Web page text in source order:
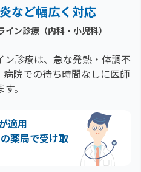
など幅広く対応
イン診療（内科・小児科）
ン診療は、急な発熱・体調不
病院での待ち時間なしに医師
。
適用
薬局で受け取